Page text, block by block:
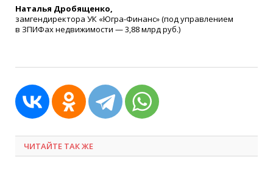
Наталья Дробященко,
замгендиректора УК «Югра-Финанс»(под управлением
в ЗПИФах недвижимости — 3,88 млрд руб.)
ЧИТАЙТЕ ТАК ЖЕ